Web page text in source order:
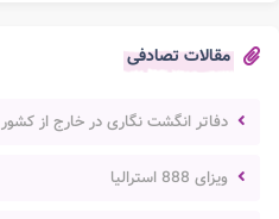
مقالات تصادفی
دفاتر انگشت نگاری در خارج از کشور
ویزای 888 استرالیا